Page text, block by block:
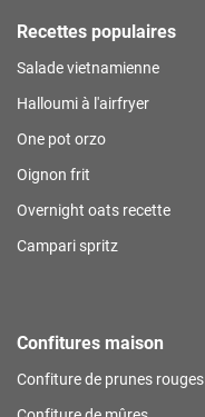
Recettes populaires
Salade vietnamienne
Halloumi à l'airfryer
One pot orzo
Oignon frit
Overnight oats recette
Campari spritz
Confitures maison
Confiture de prunes rouges